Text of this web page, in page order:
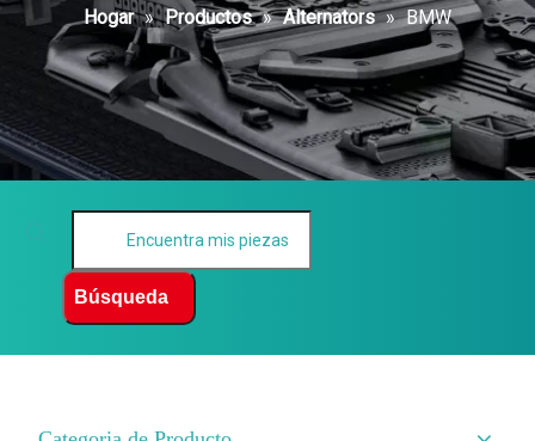
Hogar » Productos » Alternators » BMW
Búsqueda